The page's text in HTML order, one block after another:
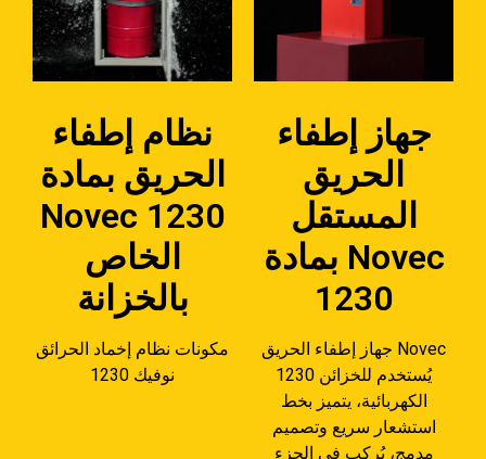
نظام إطفاء
الحريق بمادة
Novec 1230
الخاص
بالخزانة
مكونات نظام إخماد الحرائق
نوفيك 1230
جهاز إطفاء
الحريق
المستقل
بمادة Novec
1230
جهاز إطفاء الحريق Novec
1230 يُستخدم للخزائن
الكهربائية، يتميز بخط
استشعار سريع وتصميم
مدمج، يُركب في الجزء